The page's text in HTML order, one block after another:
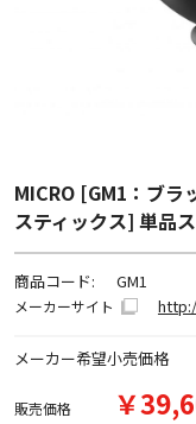
MICRO [GM1：ブ
スティックス] 単品
商品コード: GM1
メーカーサイト
メーカー希望小売価格
販売価格 ￥